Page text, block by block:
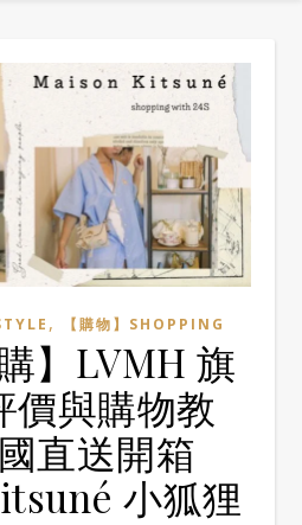
, 【購物】SHOPPING
】LVMH 旗
價與購物教
直送開箱
小狐狸